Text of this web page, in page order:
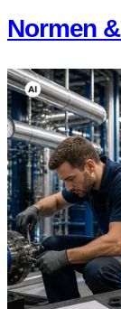
Normen